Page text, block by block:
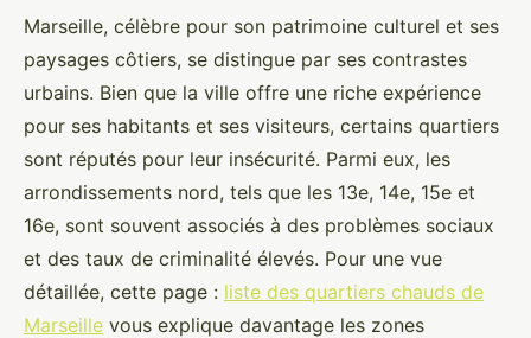
Marseille, célèbre pour son patrimoine culturel et ses
paysages côtiers, se distingue par ses contrastes
urbains. Bien que la ville offre une riche expérience
pour ses habitants et ses visiteurs, certains quartiers
sont réputés pour leur insécurité. Parmi eux, les
arrondissements nord, tels que les 13e, 14e, 15e et
16e, sont souvent associés à des problèmes sociaux
et des taux de criminalité élevés. Pour une vue
détaillée, cette page : liste des quartiers chauds de
Marseille vous explique davantage les zones